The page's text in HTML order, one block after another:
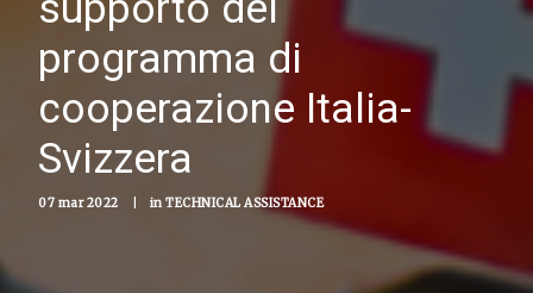
programma di
cooperazione Italia-
Svizzera
07 mar 2022 in TECHNICAL ASSISTANCE